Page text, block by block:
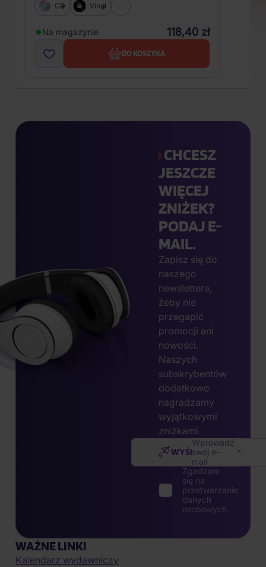
CD Vinyl
Na magazynie 118,40 zł
DO KOSZYKA
CHCESZ
JESZCZE
WIĘCEJ
ZNIŻEK?
PODAJ E-
MAIL.
Zapisz się do
naszego
newslettera,
żeby nie
przegapić
promocji ani
nowości.
Naszych
subskrybentów
dodatkowo
nagradzamy
wyjątkowymi
zniżkami.
Wprowadź
swój e-
mail
WYŚLIJ
Zgadzam
się na
przetwarzanie
danych
osobowych
WAŻNE LINKI
Kalendarz wydawniczy